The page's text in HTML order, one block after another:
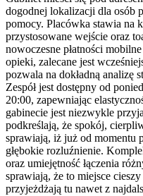
dogodnej lokalizacji dla osób
pomocy. Placówka stawia na
przystosowane wejście oraz
nowoczesne płatności
opieki, zalecane jest
pozwala na dokładną analizę
Zespół jest dostępny od
20:00, zapewniając
gabinecie jest niezwykle
podkreślają, że spokój,
sprawiają, iż już od momentu
głębokie rozluźnienie.
oraz umiejętność łączenia
sprawiają, że to miejsce
przyjeżdżają tu nawet z